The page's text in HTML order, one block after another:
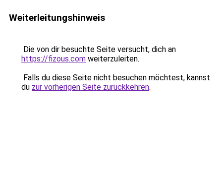
Weiterleitungshinweis
Die von dir besuchte Seite versucht, dich an
https://fizous.com weiterzuleiten.
Falls du diese Seite nicht besuchen möchtest, kannst
du zur vorherigen Seite zurückkehren.